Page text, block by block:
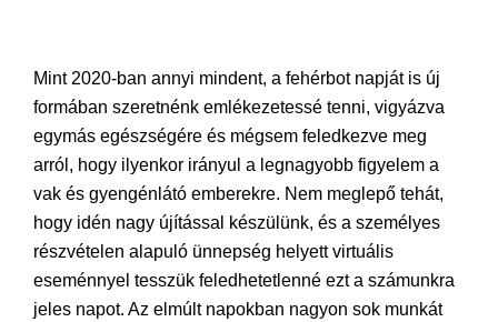
Mint 2020-ban annyi mindent, a fehérbot napját is új
formában szeretnénk emlékezetessé tenni, vigyázva
egymás egészségére és mégsem feledkezve meg
arról, hogy ilyenkor irányul a legnagyobb figyelem a
vak és gyengénlátó emberekre. Nem meglepő tehát,
hogy idén nagy újítással készülünk, és a személyes
részvételen alapuló ünnepség helyett virtuális
eseménnyel tesszük feledhetetlenné ezt a számunkra
jeles napot. Az elmúlt napokban nagyon sok munkát